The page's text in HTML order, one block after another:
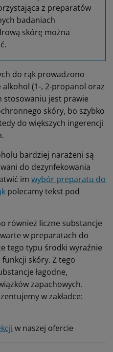
z preparatów
badaniach
skórę można
do rąk prowadzono
alkohol (1-, 2-propanol oraz
stosowaniu jest prawie
skóry, bo szybko
do większych ingerencji
bardziej narażeni są
do dezynfekowania
im wybór preparatu do
polecamy tekst pod
również liczne substancje
w preparatach do
tego typu środki wyraźnie
skóry. Z tego
łagodne,
zapachowych.
w zakładce:
w naszej ofercie